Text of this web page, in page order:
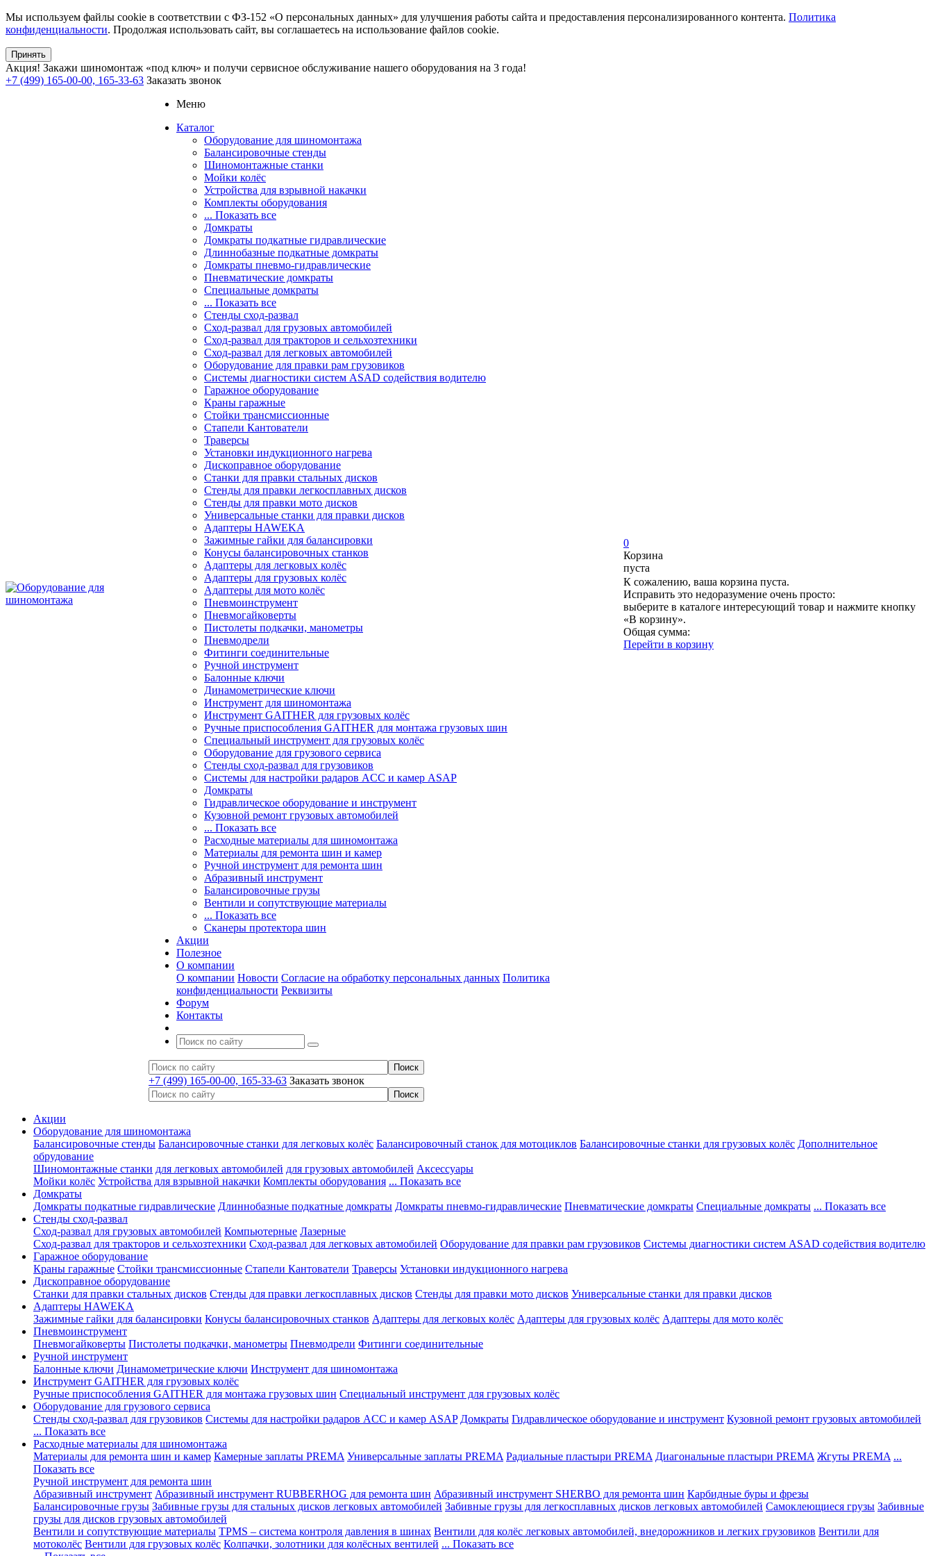
Мы используем файлы cookie в соответствии с ФЗ-152 «О персональных данных» для улучшения работы сайта и предоставления персонализированного контента. Политика
конфиденциальности. Продолжая использовать сайт, вы соглашаетесь на использование файлов cookie.
Принять
Акция! Закажи шиномонтаж «под ключ» и получи сервисное обслуживание нашего оборудования на 3 года!
+7 (499) 165-00-00, 165-33-63 Заказать звонок
Меню
Каталог
Оборудование для шиномонтажа
Балансировочные стенды
Шиномонтажные станки
Мойки колёс
Устройства для взрывной накачки
Комплекты оборудования
... Показать все
Домкраты
Домкраты подкатные гидравлические
Длиннобазные подкатные домкраты
Домкраты пневмо-гидравлические
Пневматические домкраты
Специальные домкраты
... Показать все
Стенды сход-развал
Сход-развал для грузовых автомобилей
Сход-развал для тракторов и сельхозтехники
Сход-развал для легковых автомобилей
Оборудование для правки рам грузовиков
Системы диагностики систем ASAD содействия водителю
Гаражное оборудование
Краны гаражные
Стойки трансмиссионные
Стапели Кантователи
Траверсы
Установки индукционного нагрева
Дископравное оборудование
Станки для правки стальных дисков
Стенды для правки легкосплавных дисков
Стенды для правки мото дисков
Универсальные станки для правки дисков
Адаптеры HAWEKA
Зажимные гайки для балансировки
Конусы балансировочных станков
Адаптеры для легковых колёс
Адаптеры для грузовых колёс
Адаптеры для мото колёс
Пневмоинструмент
Пневмогайковерты
Пистолеты подкачки, манометры
Пневмодрели
Фитинги соединительные
Ручной инструмент
Балонные ключи
Динамометрические ключи
Инструмент для шиномонтажа
Инструмент GAITHER для грузовых колёс
Ручные приспособления GAITHER для монтажа грузовых шин
Специальный инструмент для грузовых колёс
Оборудование для грузового сервиса
Стенды сход-развал для грузовиков
Системы для настройки радаров ACC и камер ASAP
Домкраты
Гидравлическое оборудование и инструмент
Кузовной ремонт грузовых автомобилей
... Показать все
Расходные материалы для шиномонтажа
Материалы для ремонта шин и камер
Ручной инструмент для ремонта шин
Абразивный инструмент
Балансировочные грузы
Вентили и сопутствующие материалы
... Показать все
Сканеры протектора шин
Акции
Полезное
О компании
О компании Новости Согласие на обработку персональных данных Политика
конфиденциальности Реквизиты
Форум
Контакты
+7 (499) 165-00-00, 165-33-63 Заказать звонок
0
Корзина
пуста
К сожалению, ваша корзина пуста.
Исправить это недоразумение очень просто:
выберите в каталоге интересующий товар и нажмите кнопку
«В корзину».
Общая сумма:
Перейти в корзину
Акции
Оборудование для шиномонтажа
Балансировочные стенды Балансировочные станки для легковых колёс Балансировочный станок для мотоциклов Балансировочные станки для грузовых колёс Дополнительное
обрудование
Шиномонтажные станки для легковых автомобилей для грузовых автомобилей Аксессуары
Мойки колёс Устройства для взрывной накачки Комплекты оборудования ... Показать все
Домкраты
Домкраты подкатные гидравлические Длиннобазные подкатные домкраты Домкраты пневмо-гидравлические Пневматические домкраты Специальные домкраты ... Показать все
Стенды сход-развал
Сход-развал для грузовых автомобилей Компьютерные Лазерные
Сход-развал для тракторов и сельхозтехники Сход-развал для легковых автомобилей Оборудование для правки рам грузовиков Системы диагностики систем ASAD содействия водителю
Гаражное оборудование
Краны гаражные Стойки трансмиссионные Стапели Кантователи Траверсы Установки индукционного нагрева
Дископравное оборудование
Станки для правки стальных дисков Стенды для правки легкосплавных дисков Стенды для правки мото дисков Универсальные станки для правки дисков
Адаптеры HAWEKA
Зажимные гайки для балансировки Конусы балансировочных станков Адаптеры для легковых колёс Адаптеры для грузовых колёс Адаптеры для мото колёс
Пневмоинструмент
Пневмогайковерты Пистолеты подкачки, манометры Пневмодрели Фитинги соединительные
Ручной инструмент
Балонные ключи Динамометрические ключи Инструмент для шиномонтажа
Инструмент GAITHER для грузовых колёс
Ручные приспособления GAITHER для монтажа грузовых шин Специальный инструмент для грузовых колёс
Оборудование для грузового сервиса
Стенды сход-развал для грузовиков Системы для настройки радаров ACC и камер ASAP Домкраты Гидравлическое оборудование и инструмент Кузовной ремонт грузовых автомобилей
... Показать все
Расходные материалы для шиномонтажа
Материалы для ремонта шин и камер Камерные заплаты PREMA Универсальные заплаты PREMA Радиальные пластыри PREMA Диагональные пластыри PREMA Жгуты PREMA ...
Показать все
Ручной инструмент для ремонта шин
Абразивный инструмент Абразивный инструмент RUBBERHOG для ремонта шин Абразивный инструмент SHERBO для ремонта шин Карбидные буры и фрезы
Балансировочные грузы Забивные грузы для стальных дисков легковых автомобилей Забивные грузы для легкосплавных дисков легковых автомобилей Самоклеющиеся грузы Забивные
грузы для дисков грузовых автомобилей
Вентили и сопутствующие материалы TPMS – система контроля давления в шинах Вентили для колёс легковых автомобилей, внедорожников и легких грузовиков Вентили для
мотоколёс Вентили для грузовых колёс Колпачки, золотники для колёсных вентилей ... Показать все